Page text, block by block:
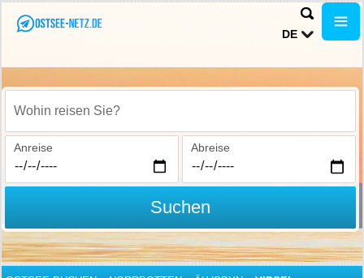
DE
Wohin reisen Sie?
Anreise Abreise
Suchen